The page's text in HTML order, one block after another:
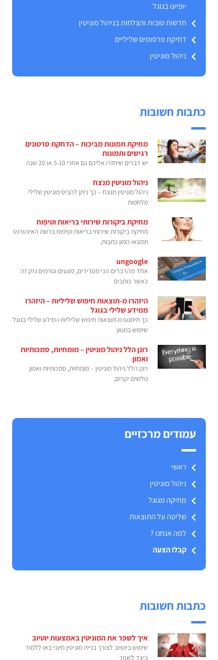
יופיעו בגוגל
חדשות טובות והצלחות בניהול מוניטין
דחיקת פרסומים שליליים
ניהול מוניטין
כתבות חשובות
מחיקת תמונות מביכות – הדחקת סרטונים
רגישים ותמונות
יש דברים שיחזרו אליכם גם אחרי 5-10 או 20 שנה
ניהול מוניטין מנצח
ניהול מוניטין מנצח – כך ניתן להביס מוניטין שלילי
מלחמות
מחיקת ביקורות שירותי בריאות וטיפוח
מחיקת ביקורות שירותי בריאות וטיפוח ברשת האינטרנט
תמצאו המון כתבות,
ungoogle
אחד מהדברים הכי מטרידים, פוגעים וגורמים נזק זה
כאשר כותבים
היזהרו מ-תוצאות חיפוש שליליות – היזהרו
ממידע שלילי בגוגל
כך תימנעו מ-תוצאות חיפוש שליליות ו-מידע שלילי בגוגל
שימוש במנוע
רונן הלל ניהול מוניטין – מומחיות, סמכותיות
ואמון
רונן הלל ניהול מוניטין – מומחיות, סמכותיות ואמון
גולשים יקרים,
עמודים מרכזיים
ראשי
ניהול מוניטין
מחיקה מגוגל
שליטה על התוצאות
למה אנחנו ?
קבלו הצעה
כתבות חשובות
איך לשפר את המוניטין באמצעות יוטיוב
שימוש ביוטיוב לצורך בניית מוניטין חיובי באו ללמוד
כיצד לשפר